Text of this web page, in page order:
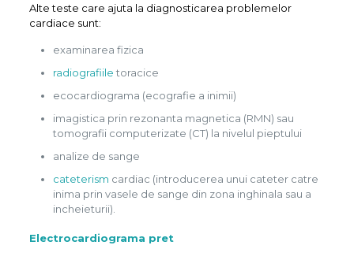
Alte teste care ajuta la diagnosticarea problemelor
cardiace sunt:
examinarea fizica
radiografiile toracice
ecocardiograma (ecografie a inimii)
imagistica prin rezonanta magnetica (RMN) sau
tomografii computerizate (CT) la nivelul pieptului
analize de sange
cateterism cardiac (introducerea unui cateter catre
inima prin vasele de sange din zona inghinala sau a
incheieturii).
Electrocardiograma pret